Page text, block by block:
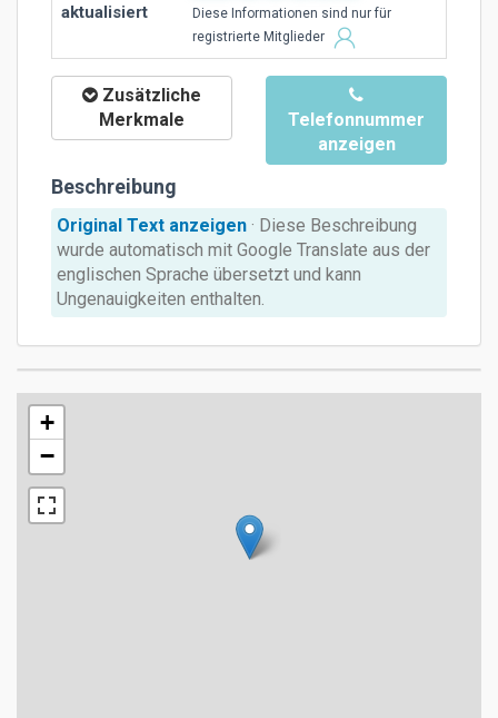
aktualisiert
Diese Ιnformationen sind nur für
registrierte Mitglieder
Zusätzliche
Merkmale
Telefonnummer
anzeigen
Beschreibung
Original Text anzeigen · Diese Beschreibung
wurde automatisch mit Google Translate aus der
englischen Sprache übersetzt und kann
Ungenauigkeiten enthalten.
+
−